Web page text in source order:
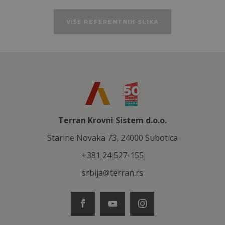
VIŠE REFERENTNIH SLIKA
Terran Krovni Sistem d.o.o.
Starine Novaka 73, 24000 Subotica
+381 24 527-155
srbija@terran.rs